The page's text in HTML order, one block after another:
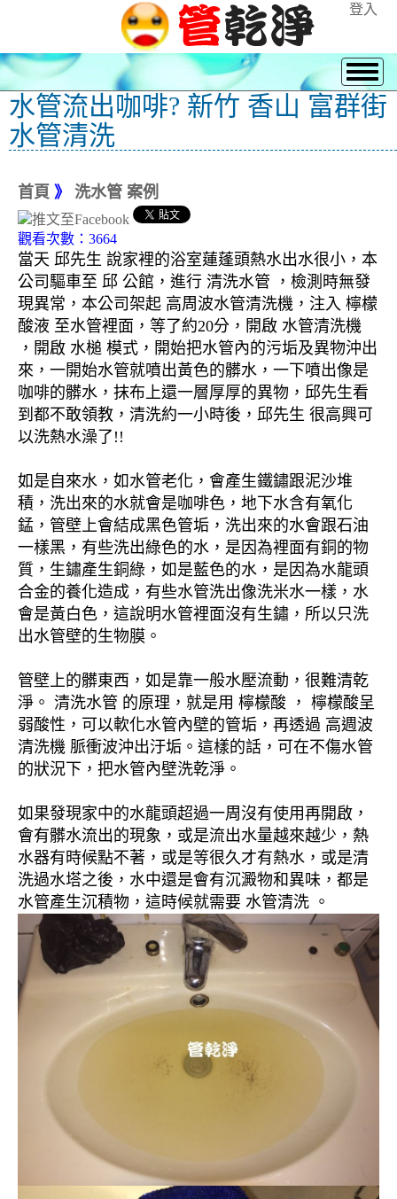
登入
水管流出咖啡? 新竹 香山 富群街
水管清洗
首頁 》 洗水管 案例
觀看次數：3664
當天 邱先生 說家裡的浴室蓮蓬頭熱水出水很小，本
公司驅車至 邱 公館，進行 清洗水管 ，檢測時無發
現異常，本公司架起 高周波水管清洗機，注入 檸檬
酸液 至水管裡面，等了約20分，開啟 水管清洗機
，開啟 水槌 模式，開始把水管內的污垢及異物沖出
來，一開始水管就噴出黃色的髒水，一下噴出像是
咖啡的髒水，抹布上還一層厚厚的異物，邱先生看
到都不敢領教，清洗約一小時後，邱先生 很高興可
以洗熱水澡了!!
如是自來水，如水管老化，會產生鐵鏽跟泥沙堆
積，洗出來的水就會是咖啡色，地下水含有氧化
錳，管壁上會結成黑色管垢，洗出來的水會跟石油
一樣黑，有些洗出綠色的水，是因為裡面有銅的物
質，生鏽產生銅綠，如是藍色的水，是因為水龍頭
合金的養化造成，有些水管洗出像洗米水一樣，水
會是黃白色，這說明水管裡面沒有生鏽，所以只洗
出水管壁的生物膜。
管壁上的髒東西，如是靠一般水壓流動，很難清乾
淨。 清洗水管 的原理，就是用 檸檬酸 ， 檸檬酸呈
弱酸性，可以軟化水管內壁的管垢，再透過 高週波
清洗機 脈衝波沖出汙垢。這樣的話，可在不傷水管
的狀況下，把水管內壁洗乾淨。
如果發現家中的水龍頭超過一周沒有使用再開啟，
會有髒水流出的現象，或是流出水量越來越少，熱
水器有時候點不著，或是等很久才有熱水，或是清
洗過水塔之後，水中還是會有沉澱物和異味，都是
水管產生沉積物，這時候就需要 水管清洗 。